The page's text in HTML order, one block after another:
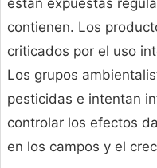
están expuestas
contienen. Los
criticados por el uso
Los grupos
pesticidas e intentan
controlar los efectos
en los campos y el